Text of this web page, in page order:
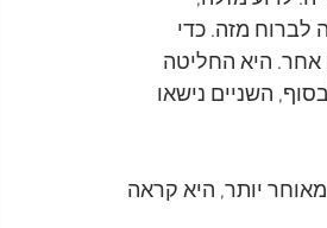
לברוח מזה. כדי
אחר. היא החליטה
השניים נישאו
את פול שוב כאשר הביטלס הופיעו בטורונטו ב-17 באוגוסט 1965. מאוחר יותר, היא קראה